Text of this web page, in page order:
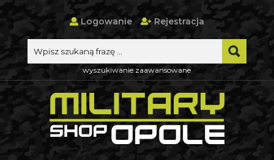
Logowanie Rejestracja
wyszukiwanie zaawansowane